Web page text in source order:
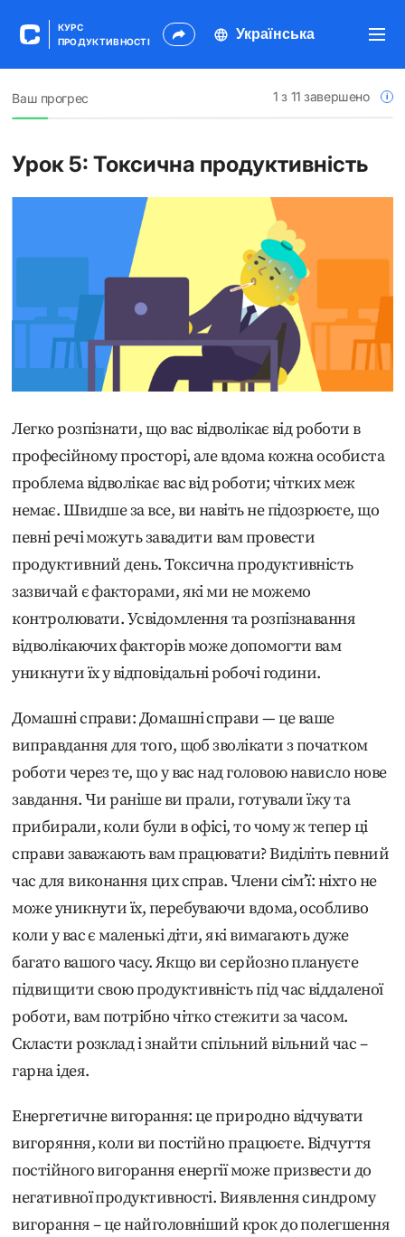
КУРС
ПРОДУКТИВНОСТІ
Ваш прогрес 1 з 11 завершено
Урок 5: Токсична продуктивність
Легко розпізнати, що вас відволікає від роботи в
професійному просторі, але вдома кожна особиста
проблема відволікає вас від роботи; чітких меж
немає. Швидше за все, ви навіть не підозрюєте, що
певні речі можуть завадити вам провести
продуктивний день. Токсична продуктивність
зазвичай є факторами, які ми не можемо
контролювати. Усвідомлення та розпізнавання
відволікаючих факторів може допомогти вам
уникнути їх у відповідальні робочі години.
Домашні справи: Домашні справи — це ваше
виправдання для того, щоб зволікати з початком
роботи через те, що у вас над головою нависло нове
завдання. Чи раніше ви прали, готували їжу та
прибирали, коли були в офісі, то чому ж тепер ці
справи заважають вам працювати? Виділіть певний
час для виконання цих справ. Члени сім’ї: ніхто не
може уникнути їх, перебуваючи вдома, особливо
коли у вас є маленькі діти, які вимагають дуже
багато вашого часу. Якщо ви серйозно плануєте
підвищити свою продуктивність під час віддаленої
роботи, вам потрібно чітко стежити за часом.
Скласти розклад і знайти спільний вільний час –
гарна ідея.
Енергетичне вигорання: це природно відчувати
вигоряння, коли ви постійно працюєте. Відчуття
постійного вигорання енергії може призвести до
негативної продуктивності. Виявлення синдрому
вигорання – це найголовніший крок до полегшення